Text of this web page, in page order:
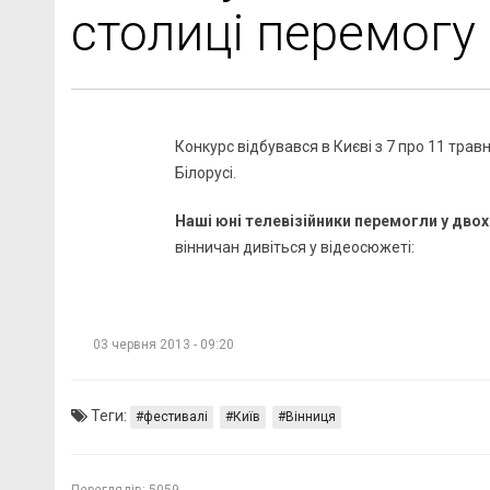
столиці перемогу
Конкурс відбувався в Києві з 7 про 11
Білорусі.
Наші юні телевізійники перемогли у
вінничан дивіться у відеосюжеті:
03 червня 2013 - 09:20
Теги: фестивалі Київ Вінниця